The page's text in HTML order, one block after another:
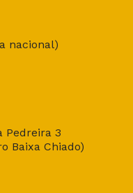
nacional)
Pedreira 3
Baixa Chiado)